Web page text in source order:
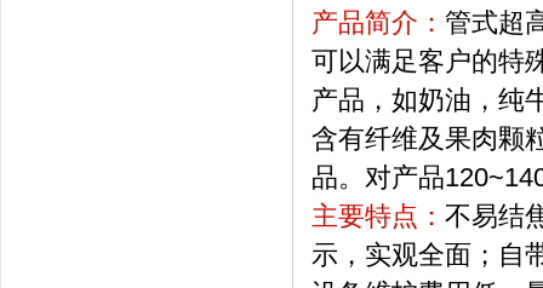
产品简介： 管式超
可以满足客户的特
产品，如奶油，纯
含有纤维及果肉颗
品。对产品
主要特点： 不易结
示，实观全面；自